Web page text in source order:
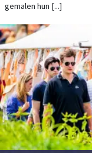
gemalen hun [...]